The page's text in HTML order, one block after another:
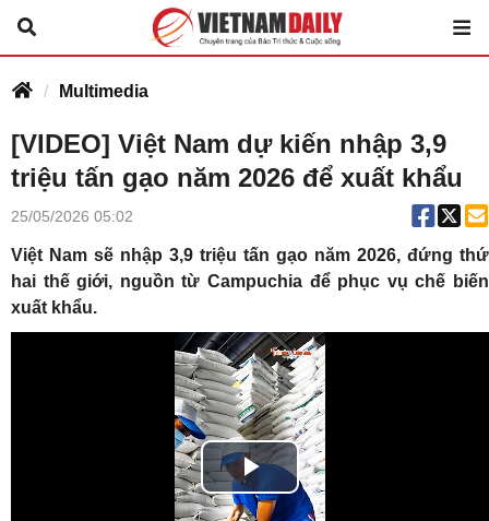
Multimedia
[VIDEO] Việt Nam dự kiến nhập 3,9
triệu tấn gạo năm 2026 để xuất khẩu
25/05/2026 05:02
Việt Nam sẽ nhập 3,9 triệu tấn gạo năm 2026, đứng thứ
hai thế giới, nguồn từ Campuchia để phục vụ chế biến
xuất khẩu.
Play